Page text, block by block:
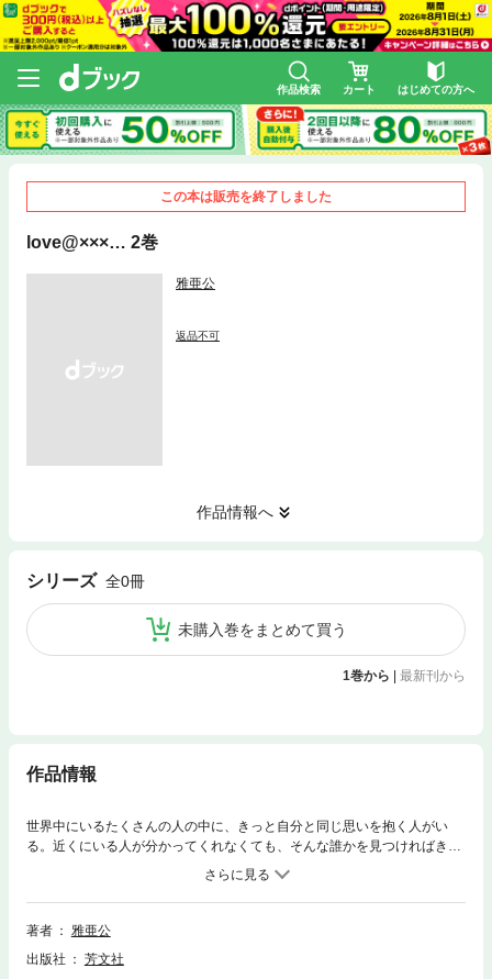
作品検索 カート はじめての方へ
この本は販売を終了しました
love@×××… 2巻
雅亜公
返品不可
作品情報へ
シリーズ 全0冊
未購入巻をまとめて買う
1巻から 最新刊から
作品情報
世界中にいるたくさんの人の中に、きっと自分と同じ思いを抱く人がい
る。近くにいる人が分かってくれなくても、そんな誰かを見つければきっ
と何かが始まる…。メールで始まる新恋愛を描いた傑作集。
著者
雅亜公
出版社
芳文社